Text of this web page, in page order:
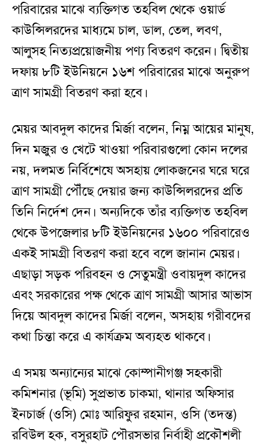
পরিবারের মাঝে ব্যক্তিগত তহবিল থেকে ওয়ার্ড
কাউন্সিলরদের মাধ্যমে চাল, ডাল, তেল, লবণ,
আলুসহ নিত্যপ্রয়োজনীয় পণ্য বিতরণ করেন। দ্বিতীয়
দফায় ৮টি ইউনিয়নে ১৬শ পরিবারের মাঝে অনুরুপ
ত্রাণ সামগ্রী বিতরণ করা হবে।
মেয়র আবদুল কাদের মির্জা বলেন, নিম্ন আয়ের মানুষ,
দিন মজুর ও খেটে খাওয়া পরিবারগুলো কোন দলের
নয়, দলমত নির্বিশেষে অসহায় লোকজনের ঘরে ঘরে
ত্রাণ সামগ্রী পৌঁছে দেয়ার জন্য কাউন্সিলরদের প্রতি
তিনি নির্দেশ দেন। অন্যদিকে তাঁর ব্যক্তিগত তহবিল
থেকে উপজেলার ৮টি ইউনিয়নের ১৬০০ পরিবারেও
একই সামগ্রী বিতরণ করা হবে বলে জানান মেয়র।
এছাড়া সড়ক পরিবহন ও সেতুমন্ত্রী ওবায়দুল কাদের
এবং সরকারের পক্ষ থেকে ত্রাণ সামগ্রী আসার আভাস
দিয়ে আবদুল কাদের মির্জা বলেন, অসহায় গরীবদের
কথা চিন্তা করে এ কার্যক্রম অব্যহত থাকবে।
এ সময় অন্যান্যের মাঝে কোম্পানীগঞ্জ সহকারী
কমিশনার (ভূমি) সুপ্রভাত চাকমা, থানার অফিসার
ইনচার্জ (ওসি) মোঃ আরিফুর রহমান, ওসি (তদন্ত)
রবিউল হক, বসুরহাট পৌরসভার নির্বাহী প্রকৌশলী